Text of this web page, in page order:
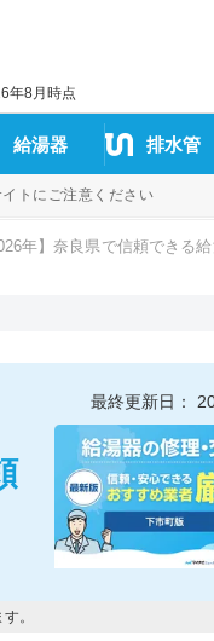
年8月時点
給湯器 排水管
トにご注意ください
年】奈良県で信頼できる
最終更新日：
。